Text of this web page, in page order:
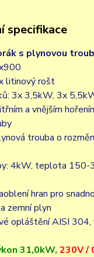
specifikace
s plynovou
litinový rošt
3x 3,5kW, 3x
a vnějším
trouba o
4kW, teplota 150-
hran pro
zemní plyn
opláštění AISI
31,0kW, 230V /